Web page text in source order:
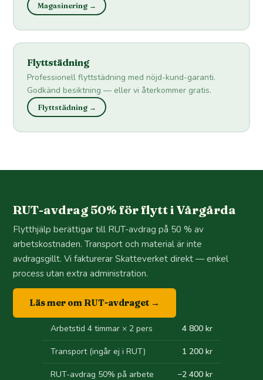
Magasinering →
Flyttstädning
Professionell flyttstädning med nöjd-kund-garanti.
Godkänd besiktning — eller vi återkommer gratis.
Flyttstädning →
RUT-avdrag 50% för flytt i Vårgårda
Flytthjälp berättigar till RUT-avdrag på 50 % av
arbetskostnaden. Transport och material är inte
avdragsgillt. Vi fakturerar Skatteverket direkt — enkel
process utan extra administration.
Läs mer om RUT-avdraget →
Arbetstid 4 timmar × 2 pers 4 800 kr
Transport (ingår ej i RUT) 1 200 kr
RUT-avdrag 50% på arbete −2 400 kr